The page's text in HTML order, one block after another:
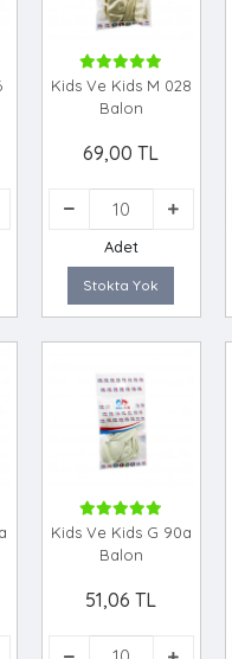
Kids Ve Kids M 028
Balon
69,00 TL
Adet
Stokta Yok
Kids Ve Kids G 90a
Balon
51,06 TL